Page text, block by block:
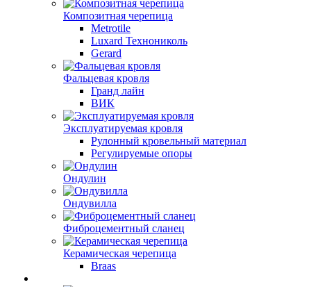
Композитная черепица
Metrotile
Luxard Технониколь
Gerard
Фальцевая кровля
Гранд лайн
ВИК
Эксплуатируемая кровля
Рулонный кровельный материал
Регулируемые опоры
Ондулин
Ондувилла
Фиброцементный сланец
Керамическая черепица
Braas